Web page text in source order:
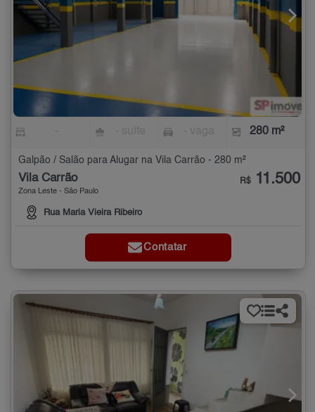
280 m²
Galpão / Salão para Alugar na Vila Carrão - 280 m²
Vila Carrão
Zona Leste - São Paulo
Rua Maria Vieira Ribeiro
R$ 11.500
Contatar